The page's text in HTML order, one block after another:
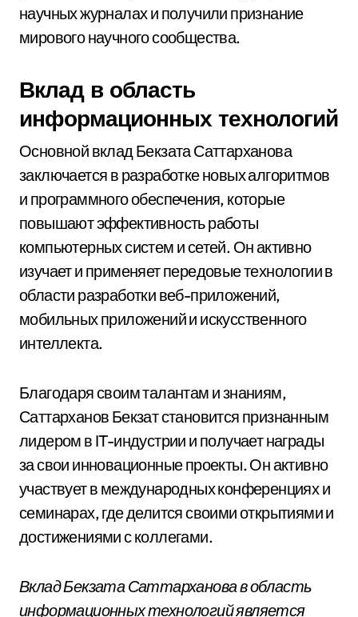
научных журналах и получили признание
мирового научного сообщества.
Вклад в область
информационных технологий
Основной вклад Бекзата Саттарханова
заключается в разработке новых алгоритмов
и программного обеспечения, которые
повышают эффективность работы
компьютерных систем и сетей. Он активно
изучает и применяет передовые технологии в
области разработки веб-приложений,
мобильных приложений и искусственного
интеллекта.
Благодаря своим талантам и знаниям,
Саттарханов Бекзат становится признанным
лидером в IT-индустрии и получает награды
за свои инновационные проекты. Он активно
участвует в международных конференциях и
семинарах, где делится своими открытиями и
достижениями с коллегами.
Вклад Бекзата Саттарханова в область
информационных технологий является